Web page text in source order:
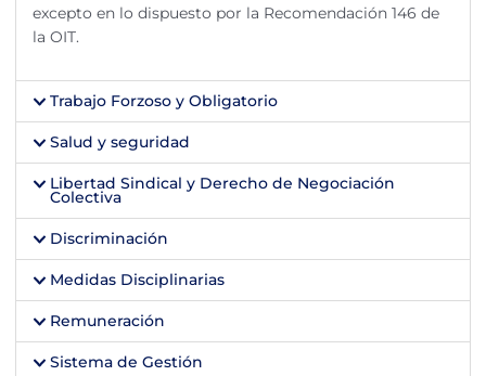
excepto en lo dispuesto por la Recomendación 146 de
la OIT.
Trabajo Forzoso y Obligatorio
Salud y seguridad
Libertad Sindical y Derecho de Negociación
Colectiva
Discriminación
Medidas Disciplinarias
Remuneración
Sistema de Gestión